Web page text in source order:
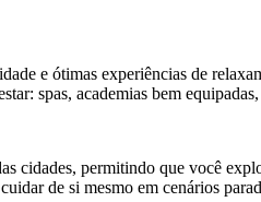
e ótimas experiências de
spas, academias bem
permitindo que você
de si mesmo em cenários